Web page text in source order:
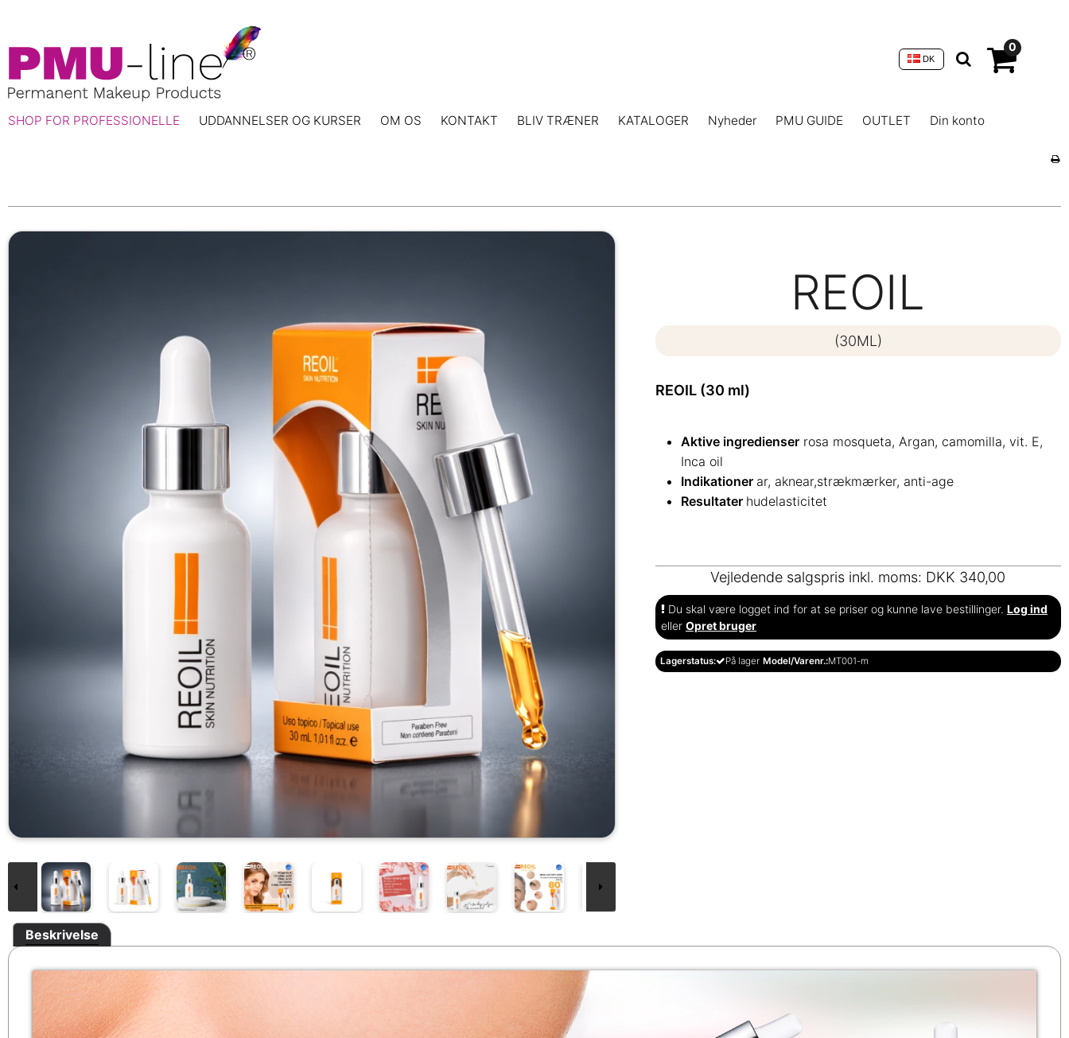
0
DK
SHOP FOR PROFESSIONELLE UDDANNELSER OG KURSER OM OS KONTAKT BLIV TRÆNER KATALOGER Nyheder PMU GUIDE OUTLET Din konto
REOIL
(30ML)
REOIL (30 ml)
Aktive ingredienserrosa mosqueta, Argan, camomilla, vit. E,
Inca oil
Indikationer ar, aknear,strækmærker, anti-age
Resultater hudelasticitet
Vejledende salgspris inkl. moms: DKK 340,00
Du skal være logget ind for at se priser og kunne lave bestillinger. Log ind
eller Opret bruger
Lagerstatus: På lager Model/Varenr.:MT001-m
Beskrivelse